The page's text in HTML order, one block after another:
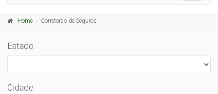
Home Corretoras de Seguros
Estado
Cidade